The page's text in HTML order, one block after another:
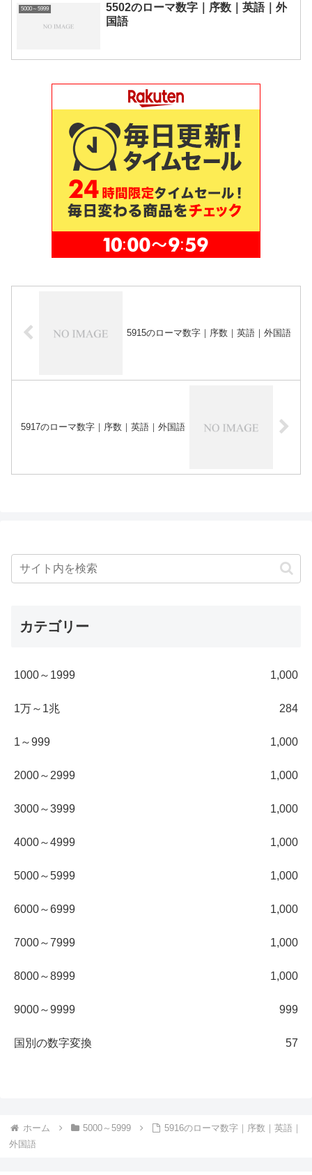
5000～5999
5502のローマ数字｜序数｜英語｜外
国語
5915のローマ数字｜序数｜英語｜外国語
5917のローマ数字｜序数｜英語｜外国語
カテゴリー
1000～1999 1,000
1万～1兆 284
1～999 1,000
2000～2999 1,000
3000～3999 1,000
4000～4999 1,000
5000～5999 1,000
6000～6999 1,000
7000～7999 1,000
8000～8999 1,000
9000～9999 999
国別の数字変換 57
ホーム 5000～5999
5916のローマ数字｜序数｜英語｜
外国語